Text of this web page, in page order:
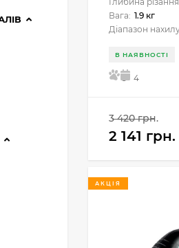
Вага: 1.9 кг
Діапазон
В НАЯВНОСТІ
5 4
3 420 грн.
2 141 грн.
АКЦІЯ